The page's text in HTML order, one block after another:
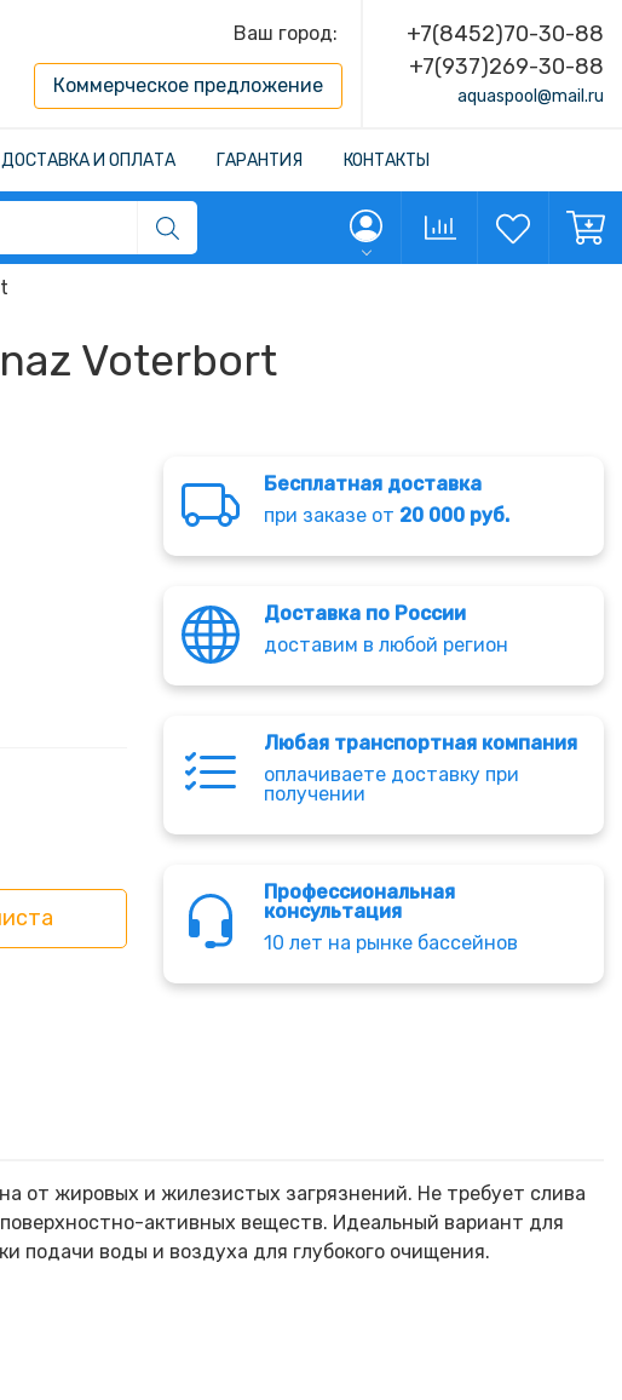
Ваш город:
Коммерческое предложение
+7(8452)70-30-88
+7(937)269-30-88
aquaspool@mail.ru
ДОСТАВКА И ОПЛАТА ГАРАНТИЯ КОНТАКТЫ
Voterbort
Бесплатная доставка
при заказе от 20 000 руб.
Доставка по России
доставим в любой регион
Любая транспортная компания
оплачиваете доставку при
получении
Профессиональная
консультация
10 лет на рынке бассейнов
от жировых и жилезистых загрязнений. Не требует слива
активных веществ. Идеальный вариант для
подачи воды и воздуха для глубокого очищения.